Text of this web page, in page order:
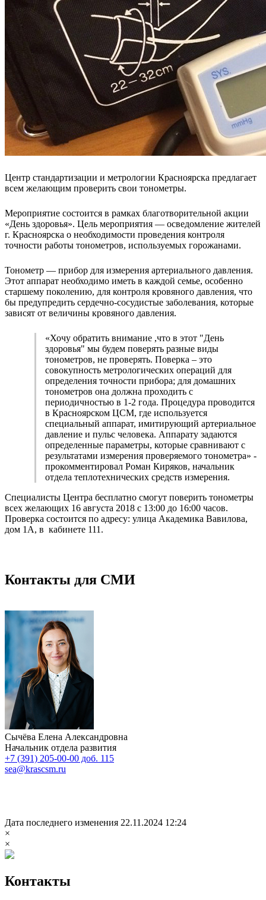
Центр стандартизации и метрологии Красноярска предлагает
всем желающим проверить свои тонометры.
Мероприятие состоится в рамках благотворительной акции
«День здоровья». Цель мероприятия — осведомление жителей
г. Красноярска о необходимости проведения контроля
точности работы тонометров, используемых горожанами.
Тонометр — прибор для измерения артериального давления.
Этот аппарат необходимо иметь в каждой семье, особенно
старшему поколению, для контроля кровяного давления, что
бы предупредить сердечно-сосудистые заболевания, которые
зависят от величины кровяного давления.
«Хочу обратить внимание ,что в этот "День
здоровья" мы будем поверять разные виды
тонометров, не проверять. Поверка – это
совокупность метрологических операций для
определения точности прибора; для домашних
тонометров она должна проходить с
периодичностью в 1-2 года. Процедура проводится
в Красноярском ЦСМ, где используется
специальный аппарат, имитирующий артериальное
давление и пульс человека. Аппарату задаются
определенные параметры, которые сравнивают с
результатами измерения проверяемого тонометра» -
прокомментировал Роман Киряков, начальник
отдела теплотехнических средств измерения.
Специалисты Центра бесплатно смогут поверить тонометры
всех желающих 16 августа 2018 с 13:00 до 16:00 часов.
Проверка состоится по адресу: улица Академика Вавилова,
дом 1А, в кабинете 111.
Контакты для СМИ
Сычёва Елена Александровна
Начальник отдела развития
+7 (391) 205-00-00 доб. 115
sea@krascsm.ru
Дата последнего изменения 22.11.2024 12:24
×
×
Контакты